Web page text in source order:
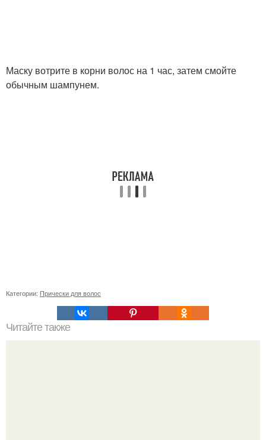
Маску вотрите в корни волос на 1 час, затем смойте
обычным шампунем.
Категории: Прически для волос
Читайте также